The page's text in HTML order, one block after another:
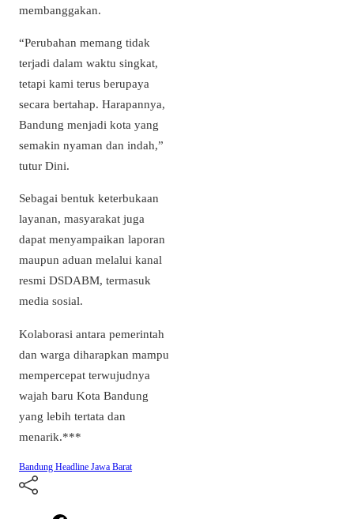
membanggakan.
“Perubahan memang tidak
terjadi dalam waktu singkat,
tetapi kami terus berupaya
secara bertahap. Harapannya,
Bandung menjadi kota yang
semakin nyaman dan indah,”
tutur Dini.
Sebagai bentuk keterbukaan
layanan, masyarakat juga
dapat menyampaikan laporan
maupun aduan melalui kanal
resmi DSDABM, termasuk
media sosial.
Kolaborasi antara pemerintah
dan warga diharapkan mampu
mempercepat terwujudnya
wajah baru Kota Bandung
yang lebih tertata dan
menarik.***
Bandung Headline Jawa Barat